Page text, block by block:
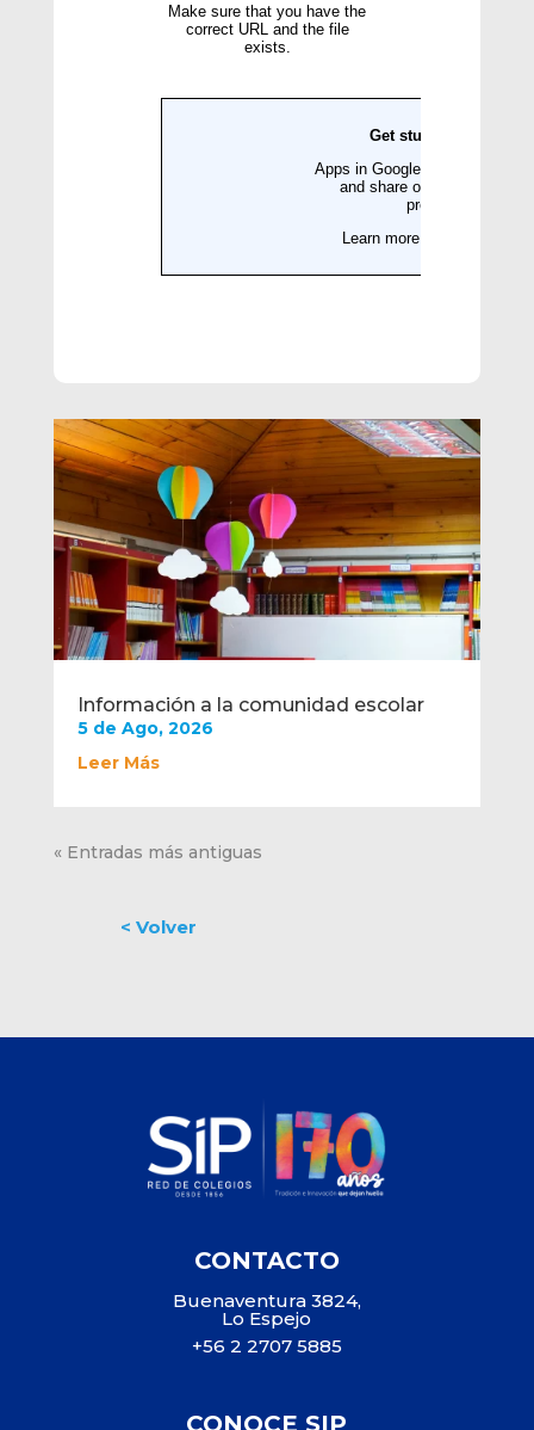
Información a la comunidad escolar
5 de Ago, 2026
Leer Más
« Entradas más antiguas
CONTACTO
Buenaventura 3824,
Lo Espejo
+56 2 2707 5885
CONOCE SIP